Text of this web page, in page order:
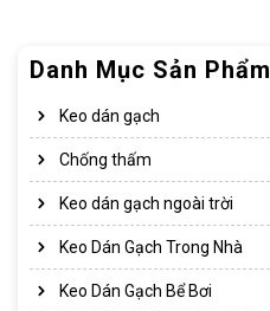
Danh Mục Sản Phẩm
Keo dán gạch
Chống thấm
Keo dán gạch ngoài trời
Keo Dán Gạch Trong Nhà
Keo Dán Gạch Bể Bơi